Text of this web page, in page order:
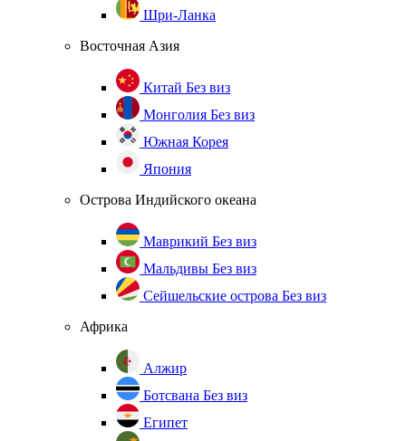
Шри-Ланка
Восточная Азия
Китай Без виз
Монголия Без виз
Южная Корея
Япония
Острова Индийского океана
Маврикий Без виз
Мальдивы Без виз
Сейшельские острова Без виз
Африка
Алжир
Ботсвана Без виз
Египет